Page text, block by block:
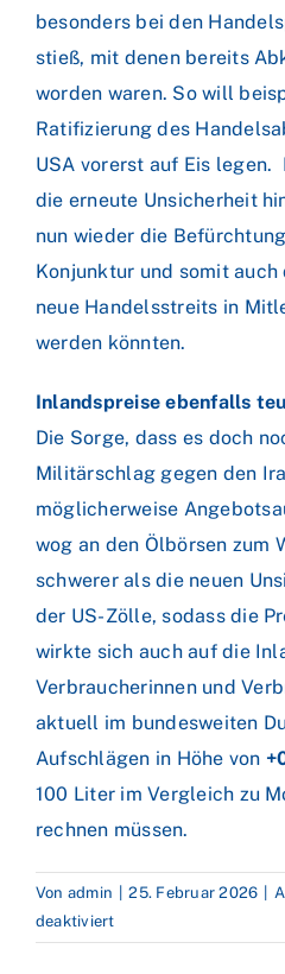
besonders bei den
stieß, mit denen bereits
worden waren. So will
Ratifizierung des
USA vorerst auf Eis
die erneute Unsicherheit
nun wieder die
Konjunktur und somit
neue Handelsstreits in
werden könnten.
Inlandspreise ebenfalls
Die Sorge, dass es doch
Militärschlag gegen den
möglicherweise
wog an den Ölbörsen zum
schwerer als die neuen
der US-Zölle, sodass die
wirkte sich auch auf die
Verbraucherinnen und
aktuell im bundesweiten
Aufschlägen in Höhe von
100 Liter im Vergleich zu
rechnen müssen.
Von admin 25. Februar 2026
deaktiviertfür
Geopolitische